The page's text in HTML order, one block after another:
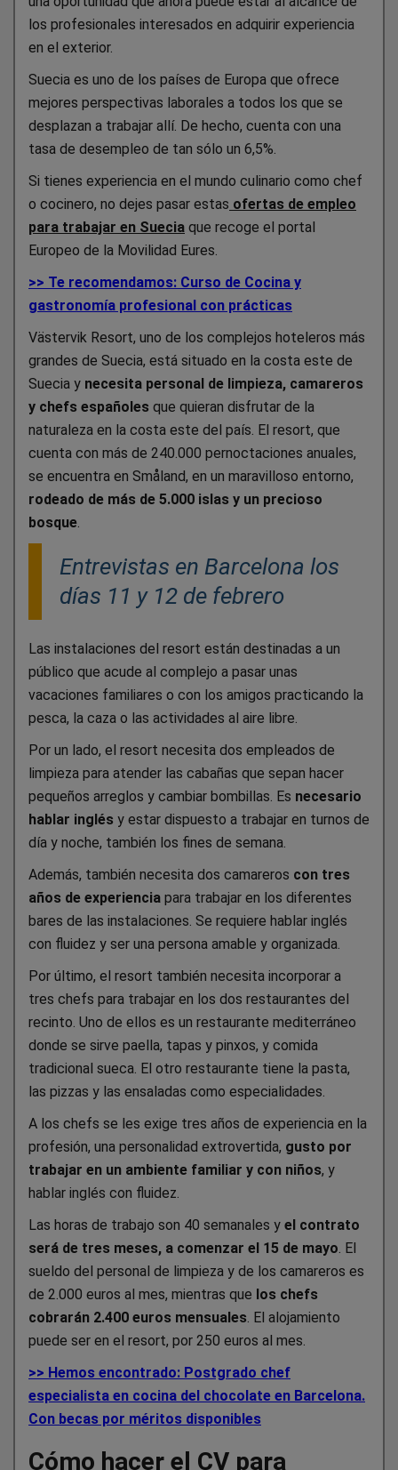
los profesionales interesados en adquirir experiencia
en el exterior.
Suecia es uno de los países de Europa que ofrece
mejores perspectivas laborales a todos los que se
desplazan a trabajar allí. De hecho, cuenta con una
tasa de desempleo de tan sólo un 6,5%.
Si tienes experiencia en el mundo culinario como chef
o cocinero, no dejes pasar estas ofertas de empleo
para trabajar en Suecia que recoge el portal
Europeo de la Movilidad Eures.
>> Te recomendamos: Curso de Cocina y
gastronomía profesional con prácticas
Västervik Resort, uno de los complejos hoteleros más
grandes de Suecia, está situado en la costa este de
Suecia y necesita personal de limpieza, camareros
y chefs españoles que quieran disfrutar de la
naturaleza en la costa este del país. El resort, que
cuenta con más de 240.000 pernoctaciones anuales,
se encuentra en Småland, en un maravilloso entorno,
rodeado de más de 5.000 islas y un precioso
bosque
Entrevistas en Barcelona los
días 11 y 12 de febrero
Las instalaciones del resort están destinadas a un
público que acude al complejo a pasar unas
vacaciones familiares o con los amigos practicando la
pesca, la caza o las actividades al aire libre.
Por un lado, el resort necesita dos empleados de
limpieza para atender las cabañas que sepan hacer
pequeños arreglos y cambiar bombillas. Es necesario
hablar inglés y estar dispuesto a trabajar en turnos de
día y noche, también los fines de semana.
Además, también necesita dos camareros con tres
años de experiencia para trabajar en los diferentes
bares de las instalaciones. Se requiere hablar inglés
con fluidez y ser una persona amable y organizada.
Por último, el resort también necesita incorporar a
tres chefs para trabajar en los dos restaurantes del
recinto. Uno de ellos es un restaurante mediterráneo
donde se sirve paella, tapas y pinxos, y comida
tradicional sueca. El otro restaurante tiene la pasta,
las pizzas y las ensaladas como especialidades.
A los chefs se les exige tres años de experiencia en la
profesión, una personalidad extrovertida, gusto por
trabajar en un ambiente familiar y con niños, y
hablar inglés con fluidez.
Las horas de trabajo son 40 semanales y el contrato
será de tres meses, a comenzar el 15 de mayo . El
sueldo del personal de limpieza y de los camareros es
de 2.000 euros al mes, mientras que los chefs
cobrarán 2.400 euros mensuales . El alojamiento
puede ser en el resort, por 250 euros al mes.
>> Hemos encontrado: Postgrado chef
especialista en cocina del chocolate en Barcelona.
Con becas por méritos disponibles
Cómo hacer el CV para